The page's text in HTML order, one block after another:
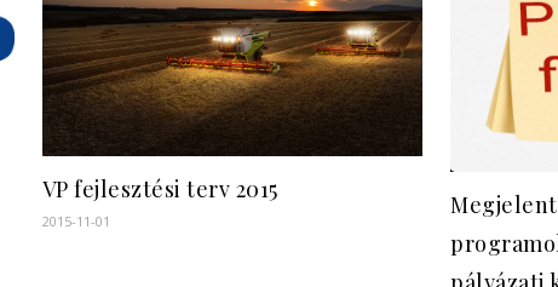
VP fejlesztési terv 2015
2015-11-01
Megjelent